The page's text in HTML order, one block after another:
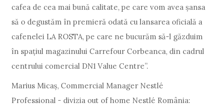
cafea de cea mai bună calitate, pe care vom avea șansa
să o degustăm în premieră odată cu lansarea oficială a
cafenelei LA ROSTA, pe care ne bucurăm să-l găzduim
în spațiul magazinului Carrefour Corbeanca, din cadrul
centrului comercial DN1 Value Centre”.
Marius Micaș, Commercial Manager Nestlé
Professional - divizia out of home Nestlé România: